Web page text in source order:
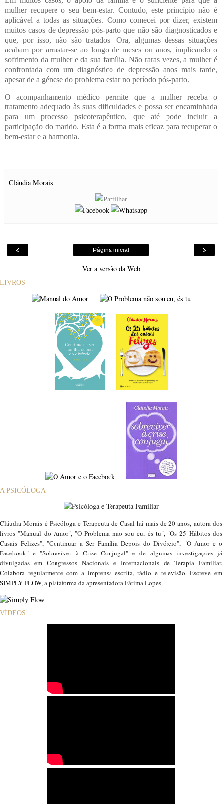
mulher recupere o seu bem-estar. Contudo, este princípio não é
aplicável a todas as situações. Como comecei por dizer, existem
muitos casos de depressão pós-parto que não são diagnosticados e
que, por isso, não são tratados. Ora, algumas dessas situações
acabam por arrastar-se ao longo de meses ou anos, implicando o
sofrimento da mulher e da sua família. Não raras vezes, a mulher é
confrontada com um diagnóstico de depressão anos mais tarde,
apesar de a génese do problema estar no período pós-parto.
O acompanhamento médico permite que a mulher receba o
tratamento adequado às suas dificuldades e possa ser encaminhada
para um processo psicoterapêutico, que até pode incluir a
participação do marido. Esta é a forma mais eficaz para recuperar o
bem-estar e a harmonia.
Cláudia Morais
‹ ›
Página inicial
Ver a versão da Web
LIVROS
A PSICÓLOGA
Cláudia Morais é Psicóloga e Terapeuta de Casal há mais de 20 anos, autora dos
livros "Manual do Amor", "O Problema não sou eu, és tu", "Os 25 Hábitos dos
Casais Felizes", "Continuar a Ser Família Depois do Divórcio", "O Amor e o
Facebook" e "Sobreviver à Crise Conjugal" e de algumas investigações já
divulgadas em Congressos Nacionais e Internacionais de Terapia Familiar.
Colabora regularmente com a imprensa escrita, rádio e televisão. Escreve em
SIMPLY FLOW, a plataforma da apresentadora Fátima Lopes.
VÍDEOS